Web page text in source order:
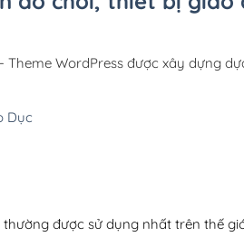
WordPress được xây dựng
Dục
được sử dụng nhất trên thế